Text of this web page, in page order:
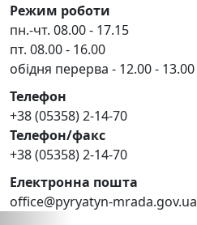
Режим роботи
пн.-чт. 08.00 - 17.15
пт. 08.00 - 16.00
обідня перерва - 12.00 - 13.00
Телефон
+38 (05358) 2-14-70
Телефон/факс
+38 (05358) 2-14-70
Електронна пошта
office@pyryatyn-mrada.gov.ua